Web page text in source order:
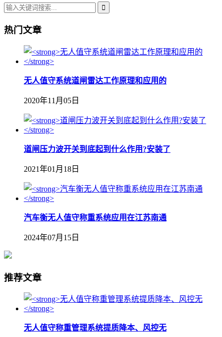
热门文章
无人值守系统道闸雷达工作原理和应用的
2020年11月05日
道闸压力波开关到底起到什么作用?安装了
2021年01月18日
汽车衡无人值守称重系统应用在江苏南通
2024年07月15日
推荐文章
无人值守称重管理系统提质降本、风控无